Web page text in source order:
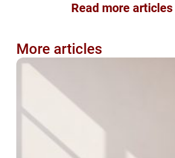
Read more
More articles